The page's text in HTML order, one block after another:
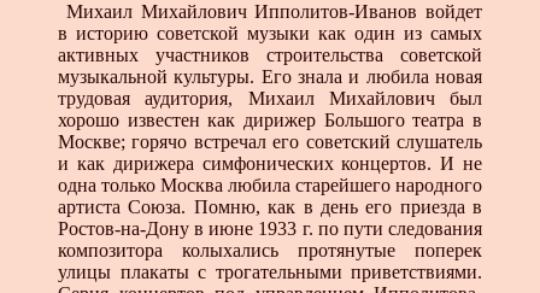
Михаил Михайлович Ипполитов-Иванов войдет
в историю советской музыки как один из самых
активных участников строительства советской
музыкальной культуры. Его знала и любила новая
трудовая аудитория, Михаил Михайлович был
хорошо известен как дирижер Большого театра в
Москве; горячо встречал его советский слушатель
и как дирижера симфонических концертов. И не
одна только Москва любила старейшего народного
артиста Союза. Помню, как в день его приезда в
Ростов-на-Дону в июне 1933 г. по пути следования
композитора колыхались протянутые поперек
улицы плакаты с трогательными приветствиями.